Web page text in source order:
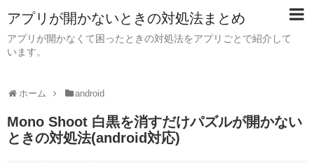
アプリが開かないときの対処法まとめ
アプリが開かなくて困ったときの対処法をアプリごとで紹介して
います。
ホーム android
Mono Shoot 白黒を消すだけパズルが開かない
ときの対処法(android対応)